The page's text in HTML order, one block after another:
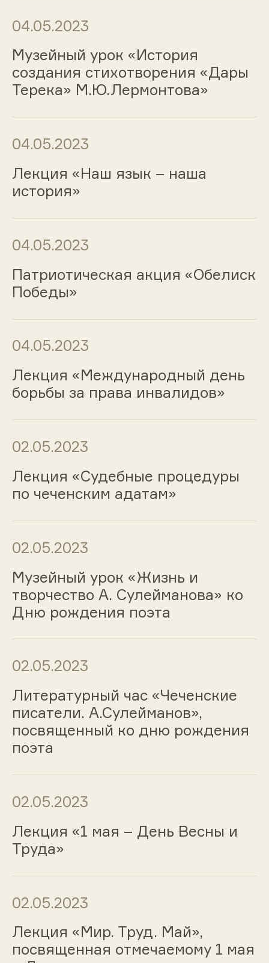
04.05.2023
Музейный урок «История
создания стихотворения «Дары
Терека» М.Ю.Лермонтова»
04.05.2023
Лекция «Наш язык – наша
история»
04.05.2023
Патриотическая акция «Обелиск
Победы»
04.05.2023
Лекция «Международный день
борьбы за права инвалидов»
02.05.2023
Лекция «Судебные процедуры
по чеченским адатам»
02.05.2023
Музейный урок «Жизнь и
творчество А. Сулейманова» ко
Дню рождения поэта
02.05.2023
Литературный час «Чеченские
писатели. А.Сулейманов»,
посвященный ко дню рождения
поэта
02.05.2023
Лекция «1 мая – День Весны и
Труда»
02.05.2023
Лекция «Мир. Труд. Май»,
посвященная отмечаемому 1 мая